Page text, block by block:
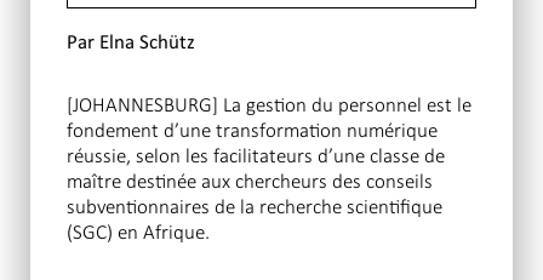
Par Elna Schütz
[JOHANNESBURG] La gestion du personnel est le
fondement d’une transformation numérique
réussie, selon les facilitateurs d’une classe de
maître destinée aux chercheurs des conseils
subventionnaires de la recherche scientifique
(SGC) en Afrique.